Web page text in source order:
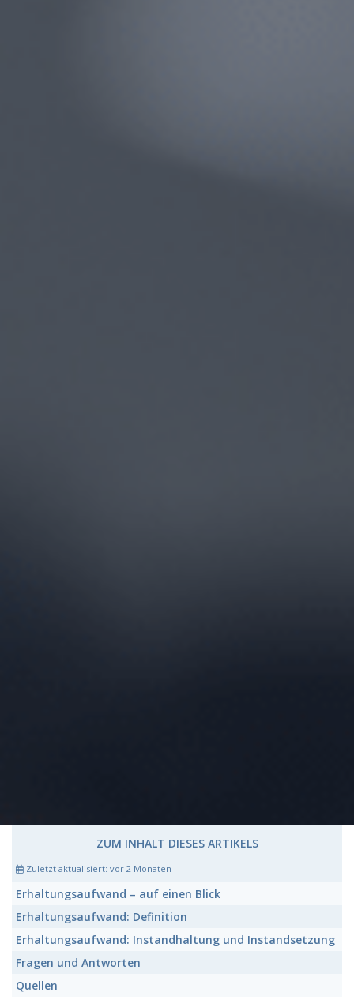
ZUM INHALT DIESES ARTIKELS
Zuletzt aktualisiert: vor 2 Monaten
Erhaltungsaufwand – auf einen Blick
Erhaltungsaufwand: Definition
Erhaltungsaufwand: Instandhaltung und Instandsetzung
Fragen und Antworten
Quellen